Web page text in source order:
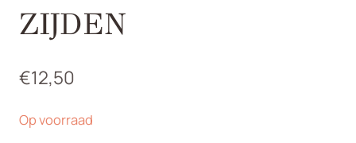
ZIJDEN
€12,50
Op voorraad